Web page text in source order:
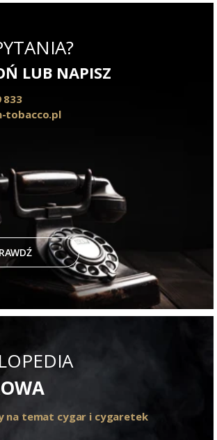
LUB NAPISZ
833
tobacco.pl
na temat cygar i cygaretek